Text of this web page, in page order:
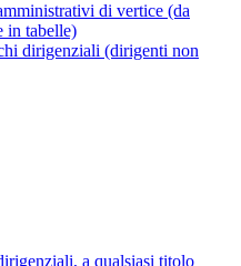
di vertice (da
in tabelle)
dirigenziali (dirigenti non
a qualsiasi titolo